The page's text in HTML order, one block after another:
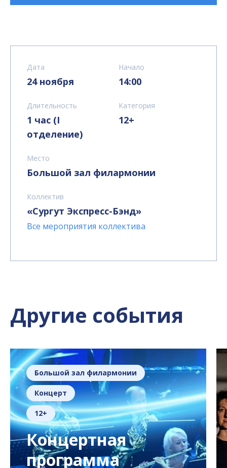
Дата
24 ноября
Начало
14:00
Длительность
1 час (I
отделение)
Категория
12+
Место
Большой зал филармонии
Коллектив
«Сургут Экспресс-Бэнд»
Все мероприятия коллектива
Другие события
Большой зал филармонии
Концерт
12+
Концертная
программа